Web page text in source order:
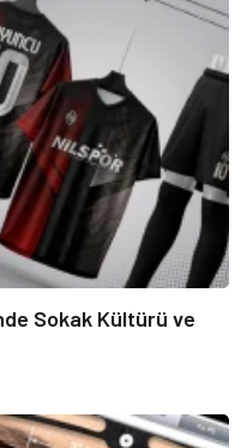
Sokak Kültürü ve